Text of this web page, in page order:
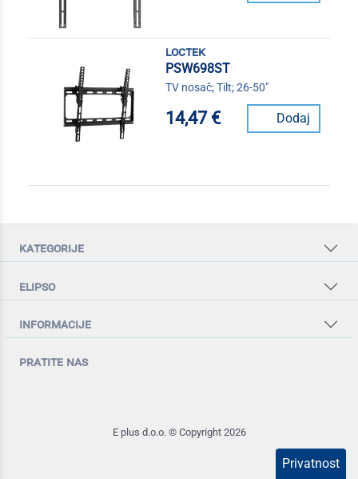
loctek
PSW698ST
TV nosač; Tilt; 26-50"
14,47 € Dodaj
kategorije
elipso
informacije
pratite nas
E plus d.o.o. © Copyright 2026
Privatnost